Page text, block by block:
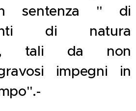
sentenza " di
di natura
tali da non
impegni in